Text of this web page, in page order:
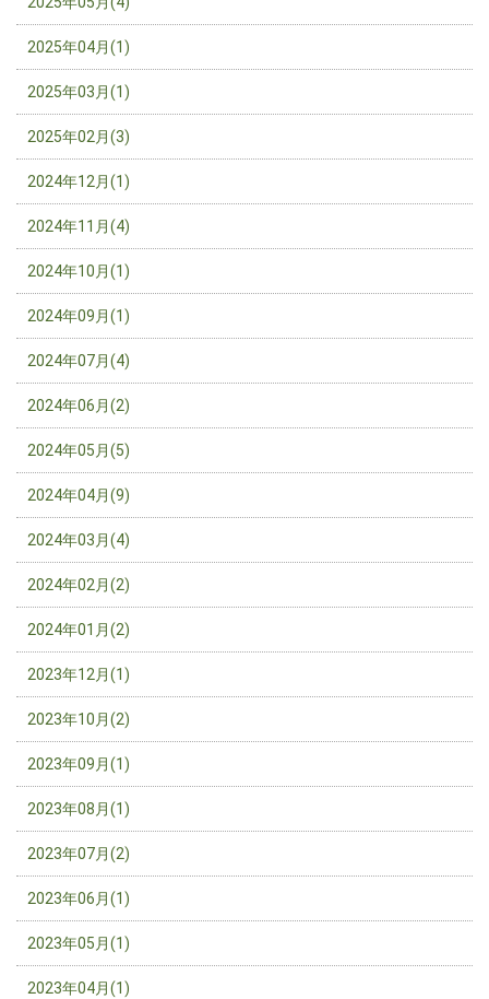
2025年04月(1)
2025年03月(1)
2025年02月(3)
2024年12月(1)
2024年11月(4)
2024年10月(1)
2024年09月(1)
2024年07月(4)
2024年06月(2)
2024年05月(5)
2024年04月(9)
2024年03月(4)
2024年02月(2)
2024年01月(2)
2023年12月(1)
2023年10月(2)
2023年09月(1)
2023年08月(1)
2023年07月(2)
2023年06月(1)
2023年05月(1)
2023年04月(1)